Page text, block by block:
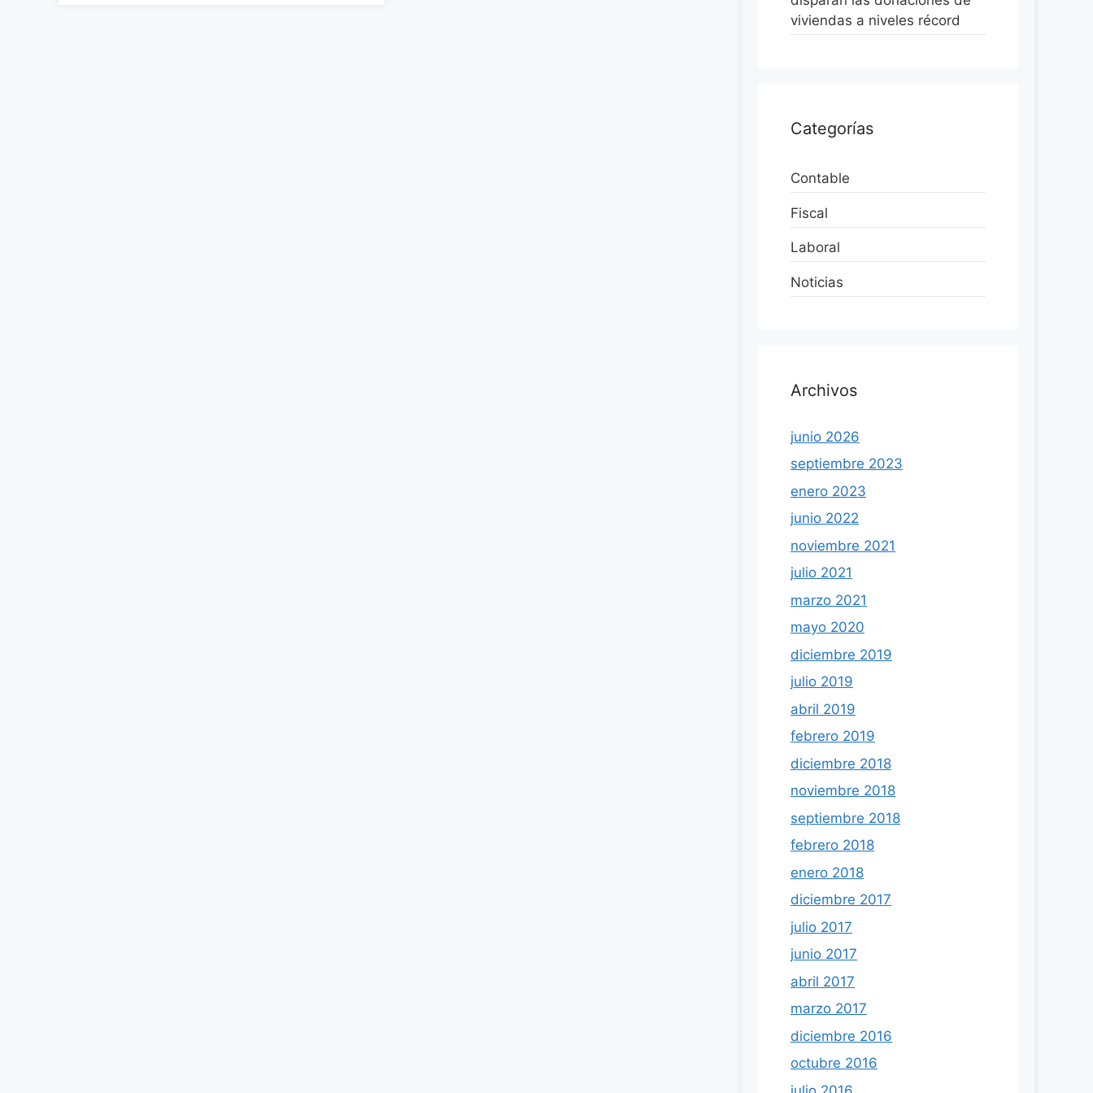
viviendas a niveles récord
Categorías
Contable
Fiscal
Laboral
Noticias
Archivos
junio 2026
septiembre 2023
enero 2023
junio 2022
noviembre 2021
julio 2021
marzo 2021
mayo 2020
diciembre 2019
julio 2019
abril 2019
febrero 2019
diciembre 2018
noviembre 2018
septiembre 2018
febrero 2018
enero 2018
diciembre 2017
julio 2017
junio 2017
abril 2017
marzo 2017
diciembre 2016
octubre 2016